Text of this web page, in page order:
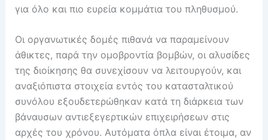
για όλο και πιο ευρεία κομμάτια του πληθυσμού.
Οι οργανωτικές δομές πιθανά να παραμείνουν
άθικτες, παρά την ομοβροντία βομβών, οι αλυσίδες
της διοίκησης θα συνεχίσουν να λειτουργούν, και
αναξιόπιστα στοιχεία εντός του κατασταλτικού
συνόλου εξουδετερώθηκαν κατά τη διάρκεια των
βάναυσων αντιεξεγερτικών επιχειρήσεων στις
αρχές του χρόνου. Αυτόματα όπλα είναι έτοιμα, αν